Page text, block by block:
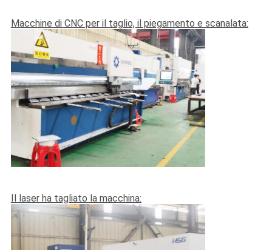
Macchine di CNC per il taglio, il piegamento e scanalata:
Il laser ha tagliato la macchina: